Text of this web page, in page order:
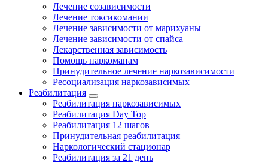
Лечение созависимости
Лечение токсикомании
Лечение зависимости от марихуаны
Лечение зависимости от спайса
Лекарственная зависимость
Помощь наркоманам
Принудительное лечение наркозависимости
Ресоциализация наркозависимых
Реабилитация
Реабилитация наркозависимых
Реабилитация Day Top
Реабилитация 12 шагов
Принудительная реабилитация
Наркологический стационар
Реабилитация за 21 день